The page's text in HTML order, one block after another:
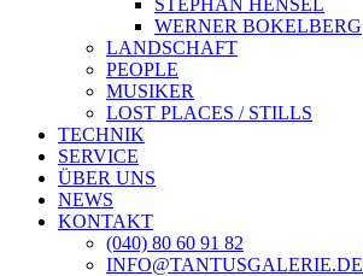
STEPHAN HENSEL
WERNER BOKELBERG
LANDSCHAFT
PEOPLE
MUSIKER
LOST PLACES / STILLS
TECHNIK
SERVICE
ÜBER UNS
NEWS
KONTAKT
(040) 80 60 91 82
INFO@TANTUSGALERIE.DE